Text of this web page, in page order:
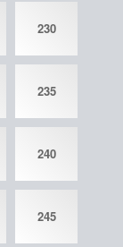
230
235
240
245